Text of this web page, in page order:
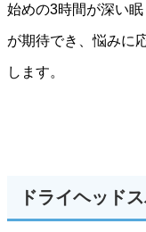
始めの3時間が深い
が期待でき、悩みに
します。
ドライヘッド